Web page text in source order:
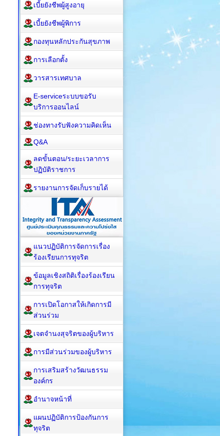
เบี้ยยังชีพผู้สูงอายุ
เบี้ยยังชีพผู้พิการ
กองทุนหลักประกันสุขภาพ
การเลือกตั้ง
วารสารเทศบาล
E-serviceระบบขอรับ
บริการออนไลน์
ช่องทางรับฟังความคิดเห็น
Q&A
ลดขั้นตอน/ระยะเวลาการ
ปฏิบัติราชการ
รายงานการจัดเก็บรายได้
แนวปฏิบัติการจัดการเรื่อง
ร้องเรียนการทุจริต
ข้อมูลเชิงสถิติเรื่องร้องเรียน
การทุจริต
การเปิดโอกาสให้เกิดการมี
ส่วนร่วม
เจตจำนงสุจริตของผู้บริหาร
การมีส่วนร่วมของผู้บริหาร
การเสริมสร้างวัฒนธรรม
องค์กร
อำนาจหน้าที่
แผนปฏิบัติการป้องกันการ
ทุจริต